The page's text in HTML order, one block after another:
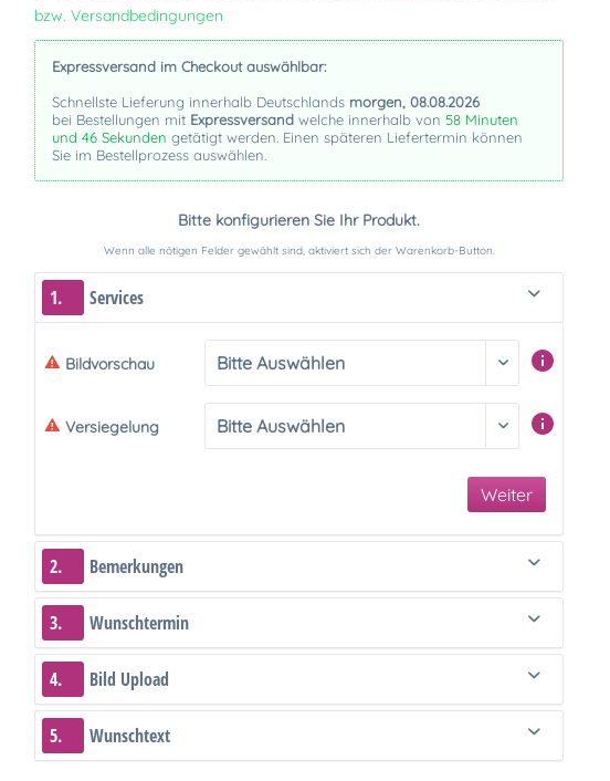
bzw. Versandbedingungen
Expressversand im Checkout auswählbar:
Schnellste Lieferung innerhalb Deutschlands morgen, 08.08.2026
bei Bestellungen mit Expressversand welche innerhalb von 58 Minuten
und 46 Sekunden getätigt werden. Einen späteren Liefertermin können
Sie im Bestellprozess auswählen.
Bitte konfigurieren Sie Ihr Produkt.
Wenn alle nötigen Felder gewählt sind, aktiviert sich der Warenkorb-Button.
1. Services
Bildvorschau
Versiegelung
Weiter
2. Bemerkungen
3. Wunschtermin
4. Bild Upload
5. Wunschtext